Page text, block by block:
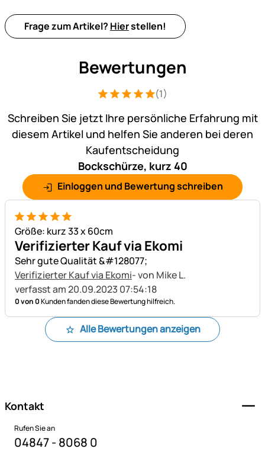
Frage zum Artikel? Hierstellen!
Bewertungen
Bewertung: 5 von 5 (1 Bewertungen)
1 Bewertung(1)
Schreiben Sie jetzt Ihre persönliche Erfahrung mit
diesem Artikel und helfen Sie anderen bei deren
Kaufentscheidung
Bockschürze, kurz 40
Einloggen und Bewertung schreiben
5 von 5
Größe: kurz 33 x 60cm
Verifizierter Kauf via Ekomi
Sehr gute Qualität &#128077;
Verifizierter Kauf via Ekomi- von Mike L.
verfasst am 20.09.2023 07:54:18
0 von 0Kunden fanden diese Bewertung hilfreich.
Alle Bewertungen anzeigen
Kontakt
Rufen Sie an
04847 - 8068 0